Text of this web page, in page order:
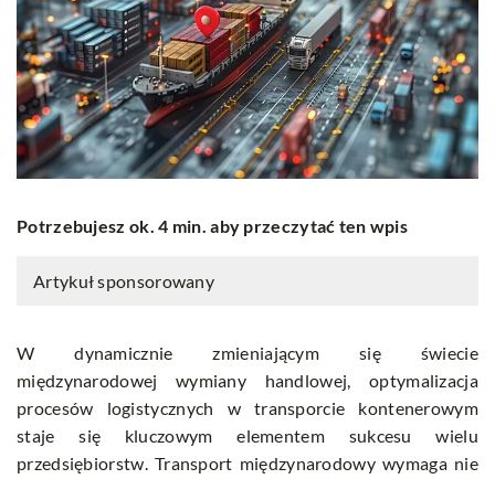
Potrzebujesz ok. 4 min. aby przeczytać ten wpis
Artykuł sponsorowany
W dynamicznie zmieniającym się świecie
międzynarodowej wymiany handlowej, optymalizacja
procesów logistycznych w transporcie kontenerowym
staje się kluczowym elementem sukcesu wielu
przedsiębiorstw. Transport międzynarodowy wymaga nie